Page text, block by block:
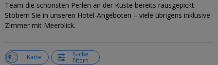
Team die schönsten Perlen an der Küste bereits rausgepickt.
Stöbern Sie in unseren Hotel-Angeboten – viele übrigens inklusive
Zimmer mit Meerblick.
Karte Suche
filtern